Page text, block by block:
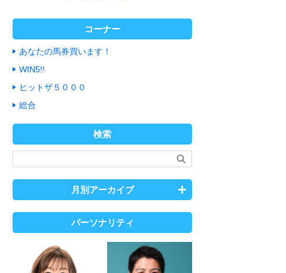
コーナー
あなたの馬券買います！
WIN5!!
ヒットザ５０００
総合
検索
月別アーカイブ
パーソナリティ